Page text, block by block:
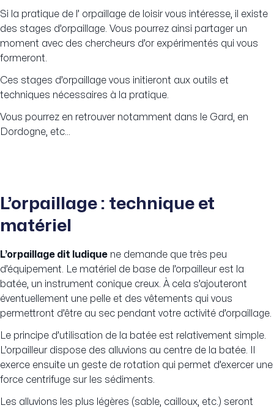
Si la pratique de l’ orpaillage de loisir vous intéresse, il existe
des stages d’orpaillage. Vous pourrez ainsi partager un
moment avec des chercheurs d’or expérimentés qui vous
formeront.
Ces stages d’orpaillage vous initieront aux outils et
techniques nécessaires à la pratique.
Vous pourrez en retrouver notamment dans le Gard, en
Dordogne, etc…
L’orpaillage : technique et
matériel
L’orpaillage dit ludique ne demande que très peu
d’équipement. Le matériel de base de l’orpailleur est la
batée, un instrument conique creux. À cela s’ajouteront
éventuellement une pelle et des vêtements qui vous
permettront d’être au sec pendant votre activité d’orpaillage.
Le principe d’utilisation de la batée est relativement simple.
L’orpailleur dispose des alluvions au centre de la batée. Il
exerce ensuite un geste de rotation qui permet d’exercer une
force centrifuge sur les sédiments.
Les alluvions les plus légères (sable, cailloux, etc.) seront